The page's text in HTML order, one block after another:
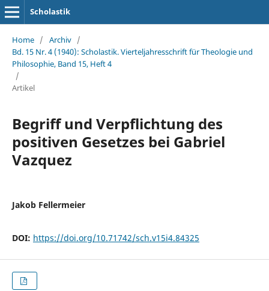
Scholastik
Home / Archiv /
Bd. 15 Nr. 4 (1940): Scholastik. Vierteljahresschrift für Theologie und
Philosophie, Band 15, Heft 4
/
Artikel
Begriff und Verpflichtung des
positiven Gesetzes bei Gabriel
Vazquez
Jakob Fellermeier
DOI: https://doi.org/10.71742/sch.v15i4.84325